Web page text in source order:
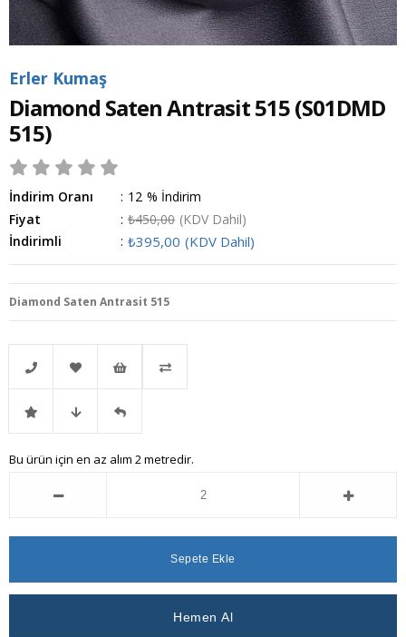
Erler Kumaş
Diamond Saten Antrasit 515(S01DMD
515)
İndirim Oranı : %
12
İndirim
Fiyat
: ₺450,00 (KDV Dahil)
İndirimli
: ₺395,00 (KDV Dahil)
Diamond Saten Antrasit 515
Telefonla
Sipariş
Favorilere
Ekle
İstek
Listeme
İndirimli Fiyat
Ver
Gelince
Bu ürün için en az alım 2 metredir.